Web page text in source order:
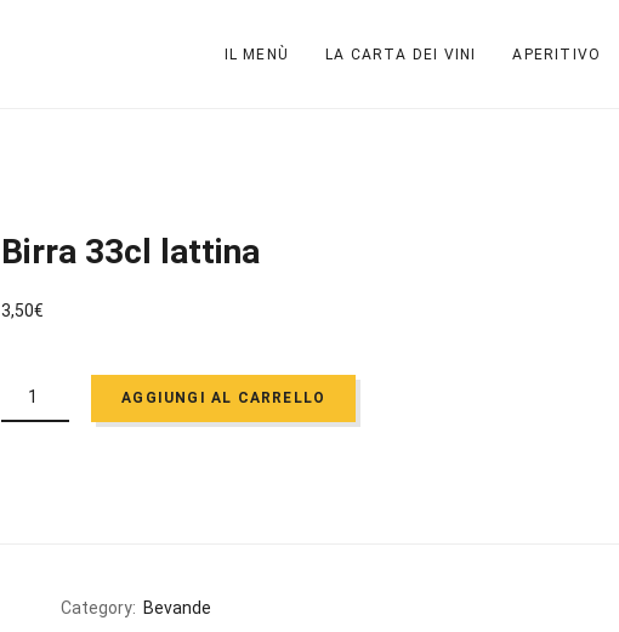
IL MENÙ LA CARTA DEI VINI APERITIVO
Birra 33cl lattina
3,50€
33CL
LATTINA
AGGIUNGI AL CARRELLO
Category: Bevande